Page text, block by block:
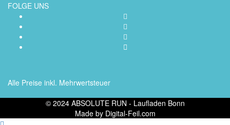
FOLGE UNS
Alle Preise inkl. Mehrwertsteuer
© 2024 ABSOLUTE RUN - Laufladen Bonn
Made by Digital-Feil.com